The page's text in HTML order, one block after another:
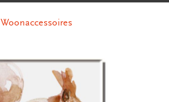
Woonaccessoires